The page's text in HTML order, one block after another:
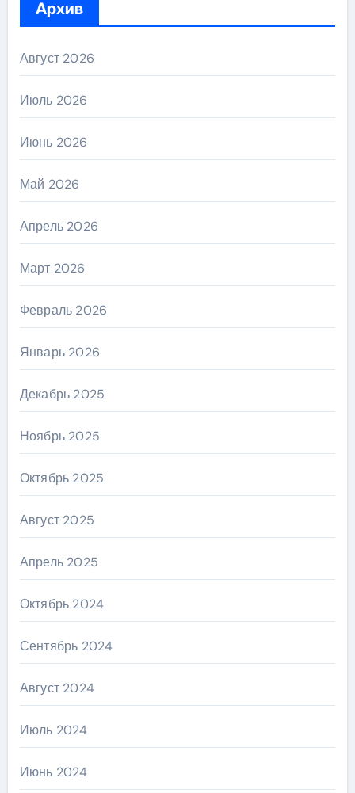
Архив
Август 2026
Июль 2026
Июнь 2026
Май 2026
Апрель 2026
Март 2026
Февраль 2026
Январь 2026
Декабрь 2025
Ноябрь 2025
Октябрь 2025
Август 2025
Апрель 2025
Октябрь 2024
Сентябрь 2024
Август 2024
Июль 2024
Июнь 2024